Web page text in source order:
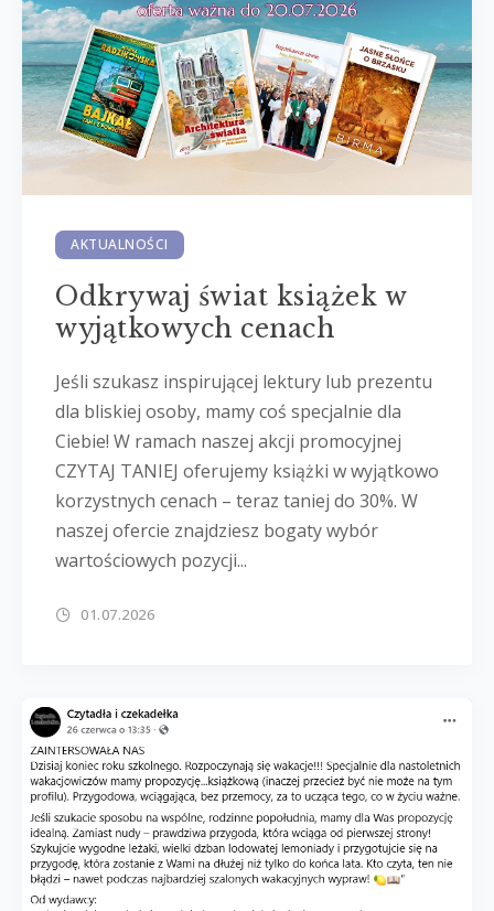
AKTUALNOŚCI
Odkrywaj świat książek w
wyjątkowych cenach
Jeśli szukasz inspirującej lektury lub prezentu
dla bliskiej osoby, mamy coś specjalnie dla
Ciebie! W ramach naszej akcji promocyjnej
CZYTAJ TANIEJ oferujemy książki w wyjątkowo
korzystnych cenach – teraz taniej do 30%. W
naszej ofercie znajdziesz bogaty wybór
wartościowych pozycji...
01.07.2026